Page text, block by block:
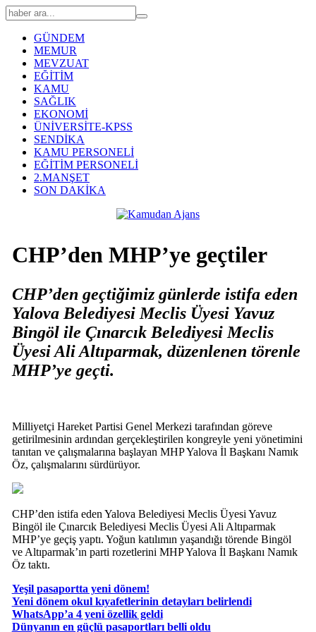
GÜNDEM
MEMUR
MEVZUAT
EĞİTİM
KAMU
SAĞLIK
EKONOMİ
ÜNİVERSİTE-KPSS
SENDİKA
KAMU PERSONELİ
EĞİTİM PERSONELİ
2.MANŞET
SON DAKİKA
CHP’den MHP’ye geçtiler
CHP’den geçtiğimiz günlerde istifa eden
Yalova Belediyesi Meclis Üyesi Yavuz
Bingöl ile Çınarcık Belediyesi Meclis
Üyesi Ali Altıparmak, düzenlenen törenle
MHP’ye geçti.
Milliyetçi Hareket Partisi Genel Merkezi tarafından göreve
getirilmesinin ardından gerçekleştirilen kongreyle yeni yönetimini
tanıtan ve çalışmalarına başlayan MHP Yalova İl Başkanı Namık
Öz, çalışmalarını sürdürüyor.
CHP’den istifa eden Yalova Belediyesi Meclis Üyesi Yavuz
Bingöl ile Çınarcık Belediyesi Meclis Üyesi Ali Altıparmak
MHP’ye geçiş yaptı. Yoğun katılımın yaşandığı törende Bingöl
ve Altıparmak’ın parti rozetlerini MHP Yalova İl Başkanı Namık
Öz taktı.
Yeşil pasaportta yeni dönem!
Yeni dönem okul kıyafetlerinin detayları belirlendi
WhatsApp’a 4 yeni özellik geldi
Dünyanın en güçlü pasaportları belli oldu